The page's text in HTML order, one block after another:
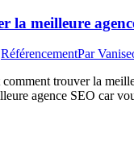
la meilleure
RéférencementPar
trouver la
agence SEO car